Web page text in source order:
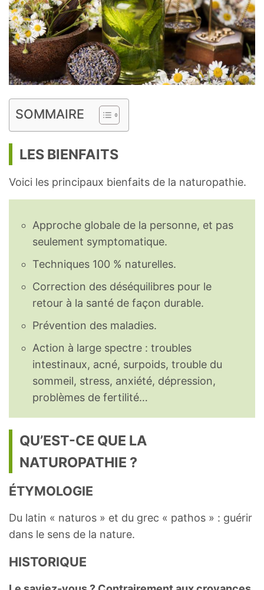
SOMMAIRE
LES BIENFAITS
Voici les principaux bienfaits de la naturopathie.
Approche globale de la personne, et pas
seulement symptomatique.
Techniques 100 % naturelles.
Correction des déséquilibres pour le
retour à la santé de façon durable.
Prévention des maladies.
Action à large spectre : troubles
intestinaux, acné, surpoids, trouble du
sommeil, stress, anxiété, dépression,
problèmes de fertilité…
QU’EST-CE QUE LA
NATUROPATHIE ?
ÉTYMOLOGIE
Du latin « naturos » et du grec « pathos » : guérir
dans le sens de la nature.
HISTORIQUE